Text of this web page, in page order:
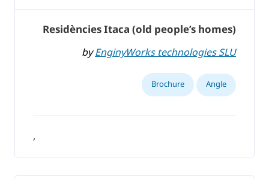
Residències Itaca (old people’s homes)
byEnginyWorks technologies SLU
Angle
Brochure
,